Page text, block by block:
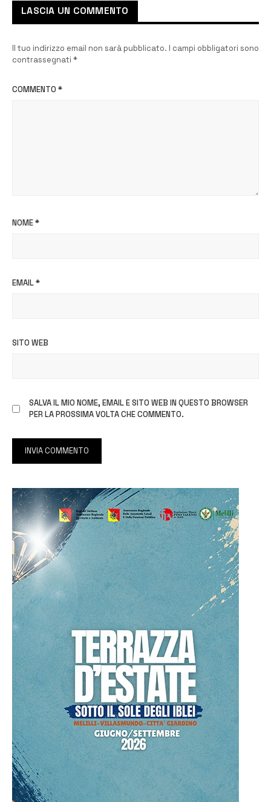
LASCIA UN COMMENTO
Il tuo indirizzo email non sarà pubblicato. I campi obbligatori sono
contrassegnati *
COMMENTO *
NOME*
EMAIL*
SITO WEB
SALVA IL MIO NOME, EMAIL E SITO WEB IN QUESTO BROWSER
PER LA PROSSIMA VOLTA CHE COMMENTO.